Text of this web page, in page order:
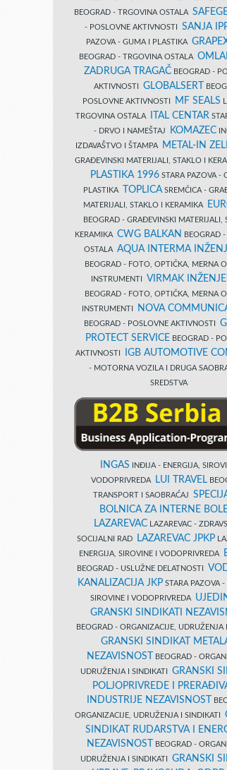
BEOGRAD - TRGOVINA OSTALA
- POSLOVNE AKTIVNOSTI SANJA
PAZOVA - GUMA I PLASTIKA
BEOGRAD - TRGOVINA OSTALA
ZADRUGA TRAGAČBEOGRAD -
AKTIVNOSTI GLOBALSERT
POSLOVNE AKTIVNOSTI
MF SEALS
TRGOVINA OSTALA
ITAL CENTAR
- DRVO I NAMEŠTAJ
KOMAZEC
IZDAVAŠTVO I ŠTAMPA
METAL-IN
GRAĐEVINSKI MATERIJALI, STAKLO I
PLASTIKA 1996 STARA PAZOVA -
PLASTIKA
TOPLICA SREMČICA -
MATERIJALI, STAKLO I KERAMIKA
BEOGRAD - GRAĐEVINSKI MATERIJALI,
KERAMIKA CWG BALKAN
BEOGRAD
OSTALA AQUA INTERMA
BEOGRAD - FOTO, OPTIČKA, MERNA
INSTRUMENTI VIRMAK
BEOGRAD - FOTO, OPTIČKA, MERNA
INSTRUMENTI
NOVA
BEOGRAD - POSLOVNE AKTIVNOSTI
PROTECT SERVICE BEOGRAD -
AKTIVNOSTI
IGB AUTOMOTIVE
- MOTORNA VOZILA I DRUGA
SREDSTVA
INGAS INĐIJA - ENERGIJA,
VODOPRIVREDA
LUI TRAVEL
TRANSPORT I SAOBRAĆAJ
BOLNICA ZA INTERNE
LAZAREVACLAZAREVAC -
SOCIJALNI RAD
LAZAREVAC JPKP
ENERGIJA, SIROVINE I VODOPRIVREDA
BEOGRAD - USLUŽNE DELATNOSTI
KANALIZACIJA JKPSTARA PAZOVA -
SIROVINE I VODOPRIVREDA
GRANSKI SINDIKATI
BEOGRAD - ORGANIZACIJE, UDRUŽENJA
GRANSKI SINDIKAT
NEZAVISNOST
BEOGRAD -
UDRUŽENJA I SINDIKATI GRANSKI
POLJOPRIVREDE I
INDUSTRIJE NEZAVISNOST
ORGANIZACIJE, UDRUŽENJA I SINDIKATI
SINDIKAT RUDARSTVA I
NEZAVISNOST
BEOGRAD -
UDRUŽENJA I SINDIKATI GRANSKI